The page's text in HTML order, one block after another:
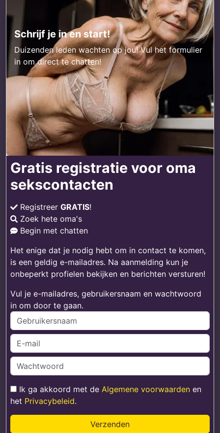
Schrijf je in en start!
Duizenden leden wachten op jou! Vul het formulier
in om direct te chatten!
Gratis registratie voor oma
sekscontacten
Registreer GRATIS!
Zoek hete oma's
Begin met chatten
Het enige dat je nodig hebt om in contact te komen,
is een geldig e-mailadres. Na aanmelding kun je
onbeperkt profielen bekijken en berichten versturen!
Vul je e-mailadres, gebruikersnaam en wachtwoord
in om door te gaan.
Ik ga akkoord met de Algemene voorwaarden en
het Privacybeleid.
Verzenden